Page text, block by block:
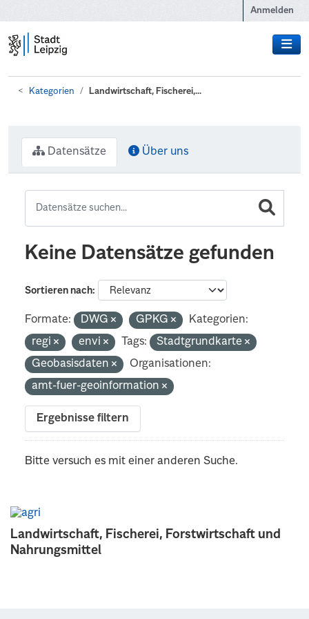
Anmelden
Kategorien Landwirtschaft, Fischerei,...
Landwirtschaft, Fischerei, Forstwirtschaft und
Nahrungsmittel
Datensätze Über uns
Keine Datensätze gefunden
Sortieren nach
Formate: DWG GPKG
Kategorien:
regi
envi Tags:
Stadtgrundkarte
Geobasisdaten
Organisationen:
amt-fuer-geoinformation
Ergebnisse filtern
Bitte versuch es mit einer anderen Suche.